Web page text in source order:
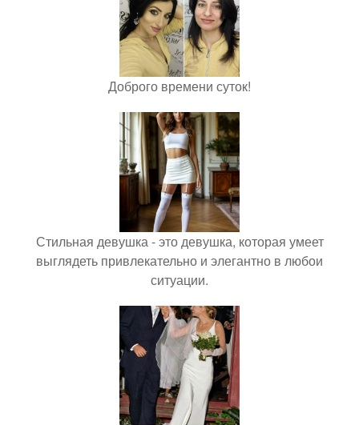
Доброго времени суток!
Стильная девушка - это девушка, которая умеет
выглядеть привлекательно и элегантно в любои
ситуации.